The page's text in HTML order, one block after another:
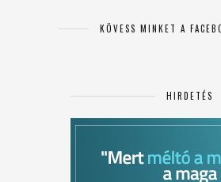
KÖVESS MINKET A
HIRDETÉS